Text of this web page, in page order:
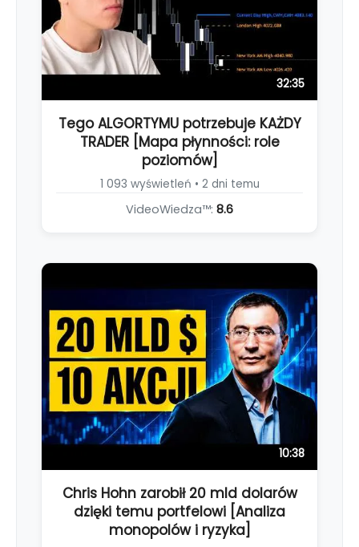
32:35
Tego ALGORTYMU potrzebuje KAŻDY
TRADER [Mapa płynności: role
poziomów]
1 093 wyświetleń • 2 dni temu
VideoWiedza™: 8.6
10:38
Chris Hohn zarobił 20 mld dolarów
dzięki temu portfelowi [Analiza
monopolów i ryzyka]